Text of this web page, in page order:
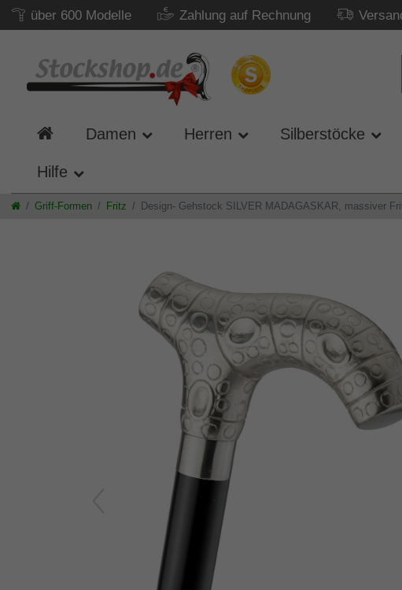
über 600 Modelle Zahlung auf Rechnung
Damen Herren Silberstöcke
Hilfe
Griff-Formen Fritz Design- Gehstock SILVER MADAGASKAR, massiver